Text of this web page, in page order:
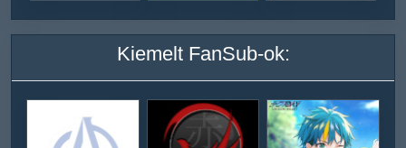
Kiemelt FanSub-ok: